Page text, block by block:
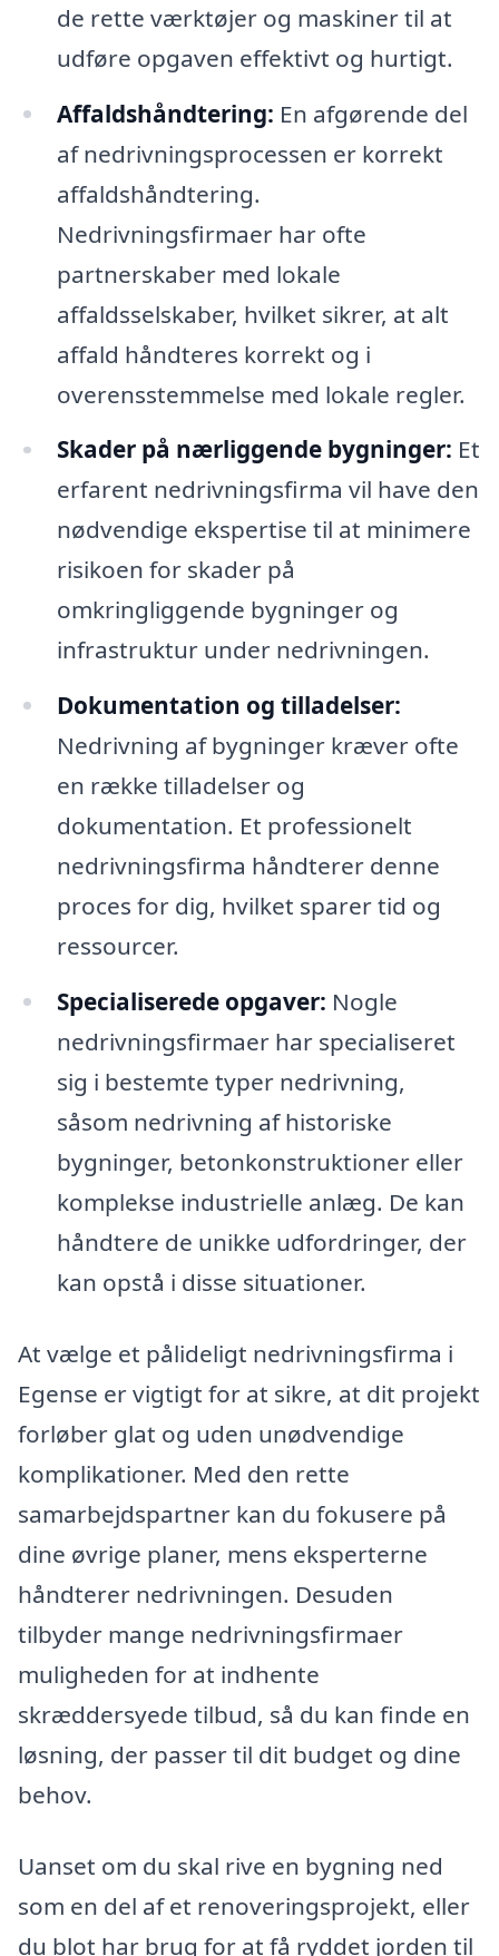
de rette værktøjer og maskiner til at
udføre opgaven effektivt og hurtigt.
Affaldshåndtering: En afgørende del
af nedrivningsprocessen er korrekt
affaldshåndtering.
Nedrivningsfirmaer har ofte
partnerskaber med lokale
affaldsselskaber, hvilket sikrer, at alt
affald håndteres korrekt og i
overensstemmelse med lokale regler.
Skader på nærliggende bygninger: Et
erfarent nedrivningsfirma vil have den
nødvendige ekspertise til at minimere
risikoen for skader på
omkringliggende bygninger og
infrastruktur under nedrivningen.
Dokumentation og tilladelser:
Nedrivning af bygninger kræver ofte
en række tilladelser og
dokumentation. Et professionelt
nedrivningsfirma håndterer denne
proces for dig, hvilket sparer tid og
ressourcer.
Specialiserede opgaver: Nogle
nedrivningsfirmaer har specialiseret
sig i bestemte typer nedrivning,
såsom nedrivning af historiske
bygninger, betonkonstruktioner eller
komplekse industrielle anlæg. De kan
håndtere de unikke udfordringer, der
kan opstå i disse situationer.
At vælge et pålideligt nedrivningsfirma i
Egense er vigtigt for at sikre, at dit projekt
forløber glat og uden unødvendige
komplikationer. Med den rette
samarbejdspartner kan du fokusere på
dine øvrige planer, mens eksperterne
håndterer nedrivningen. Desuden
tilbyder mange nedrivningsfirmaer
muligheden for at indhente
skræddersyede tilbud, så du kan finde en
løsning, der passer til dit budget og dine
behov.
Uanset om du skal rive en bygning ned
som en del af et renoveringsprojekt, eller
du blot har brug for at få ryddet jorden til